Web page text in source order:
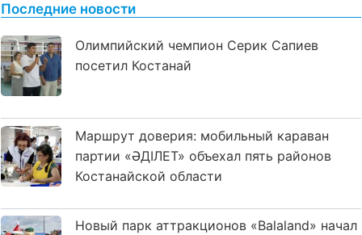
Последние новости
Олимпийский чемпион Серик Сапиев
посетил Костанай
Маршрут доверия: мобильный караван
партии «ӘДІЛЕТ» объехал пять районов
Костанайской области
Новый парк аттракционов «Balaland» начал